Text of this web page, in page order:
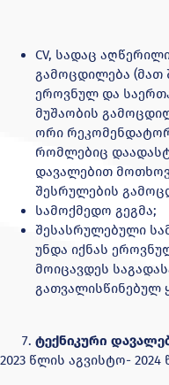
CV, სადაც
გამოცდილება (მათ
ეროვნულ და
მუშაობის
ორი
რომლებიც
დავალებით
შესრულების
სამოქმედო გეგმა;
შესასრულებული
უნდა იქნას
მოიცავდეს
გათვალისწინებულ
ტექნიკური
2023 წლის აგვისტო-